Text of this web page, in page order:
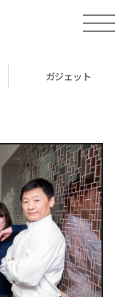
toggle
ガジェット